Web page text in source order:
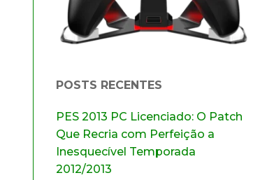
POSTS RECENTES
PES 2013 PC Licenciado: O Patch
Que Recria com Perfeição a
Inesquecível Temporada
2012/2013